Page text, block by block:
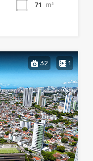
71 m²
32 1